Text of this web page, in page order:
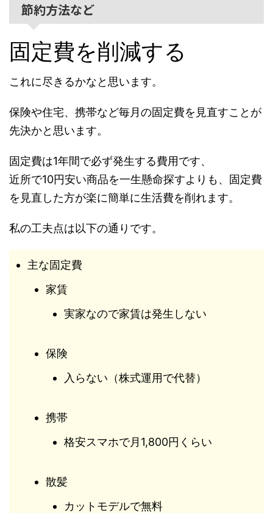
節約方法など
固定費を削減する
これに尽きるかなと思います。
保険や住宅、携帯など毎月の固定費を見直すことが
先決かと思います。
固定費は1年間で必ず発生する費用です、
近所で10円安い商品を一生懸命探すよりも、固定費
を見直した方が楽に簡単に生活費を削れます。
私の工夫点は以下の通りです。
主な固定費
家賃
実家なので家賃は発生しない
保険
入らない（株式運用で代替）
携帯
格安スマホで月1,800円くらい
散髪
カットモデルで無料